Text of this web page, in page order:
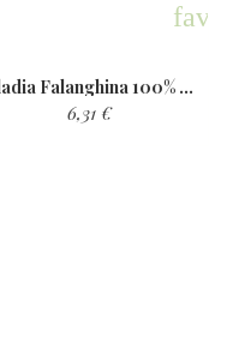
Gladia Falanghina 100% BIO,...
6,31 €